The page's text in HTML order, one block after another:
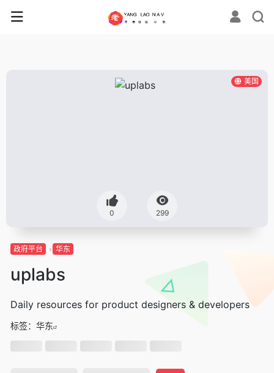
美国
0 299
政府平台 华东
uplabs
Daily resources for product designers & developers
标签： 华东